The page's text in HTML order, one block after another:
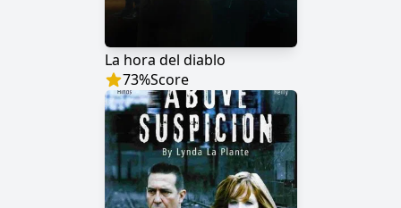
La hora del diablo
73%Score